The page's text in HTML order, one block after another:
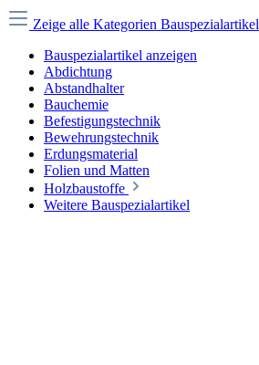
Zeige alle Kategorien Bauspezialartikel
Bauspezialartikel anzeigen
Abdichtung
Abstandhalter
Bauchemie
Befestigungstechnik
Bewehrungstechnik
Erdungsmaterial
Folien und Matten
Holzbaustoffe
Weitere Bauspezialartikel